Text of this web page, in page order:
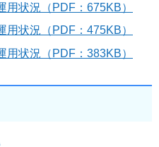
状況（PDF：675KB）
状況（PDF：475KB）
状況（PDF：383KB）